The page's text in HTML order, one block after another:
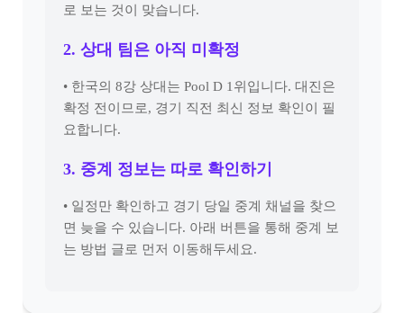
로 보는 것이 맞습니다.
2. 상대 팀은 아직 미확정
• 한국의 8강 상대는 Pool D 1위입니다. 대진은
확정 전이므로, 경기 직전 최신 정보 확인이 필
요합니다.
3. 중계 정보는 따로 확인하기
• 일정만 확인하고 경기 당일 중계 채널을 찾으
면 늦을 수 있습니다. 아래 버튼을 통해 중계 보
는 방법 글로 먼저 이동해두세요.